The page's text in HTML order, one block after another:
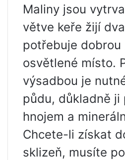
Maliny jsou
větve keře žijí
potřebuje dobrou
osvětlené místo.
výsadbou je
půdu, důkladně ji
hnojem a
Chcete-li získat
sklizeň, musíte